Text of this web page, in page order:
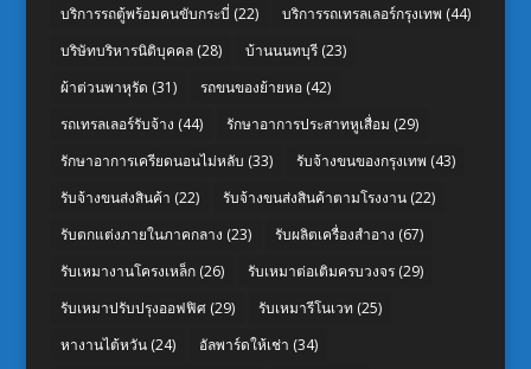
บริการรถตู้พร้อมคนขับกระบี่ (22) บริการรถเทรลเลอร์กรุงเทพ (44)
บริษัทบริหารนิติบุคคล(28) บ้านนนทบุรี(23)
ผ้าต่วนพาหุรัด (31) รถขนของย้ายหอ(42)
รถเทรลเลอร์รับจ้าง (44) รักษาอาการประสาทหูเสื่อม (29)
รักษาอาการเครียดนอนไม่หลับ (33) รับจ้างขนของกรุงเทพ (43)
รับจ้างขนส่งสินค้า (22) รับจ้างขนส่งสินค้าตามโรงงาน(22)
รับตกแต่งภายในภาคกลาง (23) รับผลิตเครื่องสำอาง (67)
รับเหมางานโครงเหล็ก(26) รับเหมาต่อเติมครบวงจร(29)
รับเหมาปรับปรุงออฟฟิศ(29) รับเหมารีโนเวท (25)
หางานไต้หวัน(24) อัลพาร์ดให้เช่า (34)